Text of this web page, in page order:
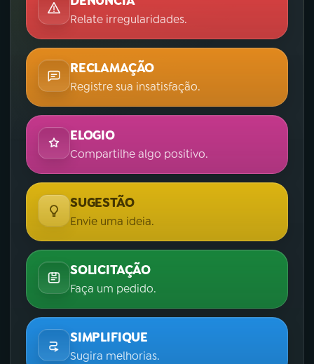
Relate irregularidades.
RECLAMAÇÃO
Registre sua insatisfação.
ELOGIO
Compartilhe algo positivo.
SUGESTÃO
Envie uma ideia.
SOLICITAÇÃO
Faça um pedido.
SIMPLIFIQUE
Sugira melhorias.